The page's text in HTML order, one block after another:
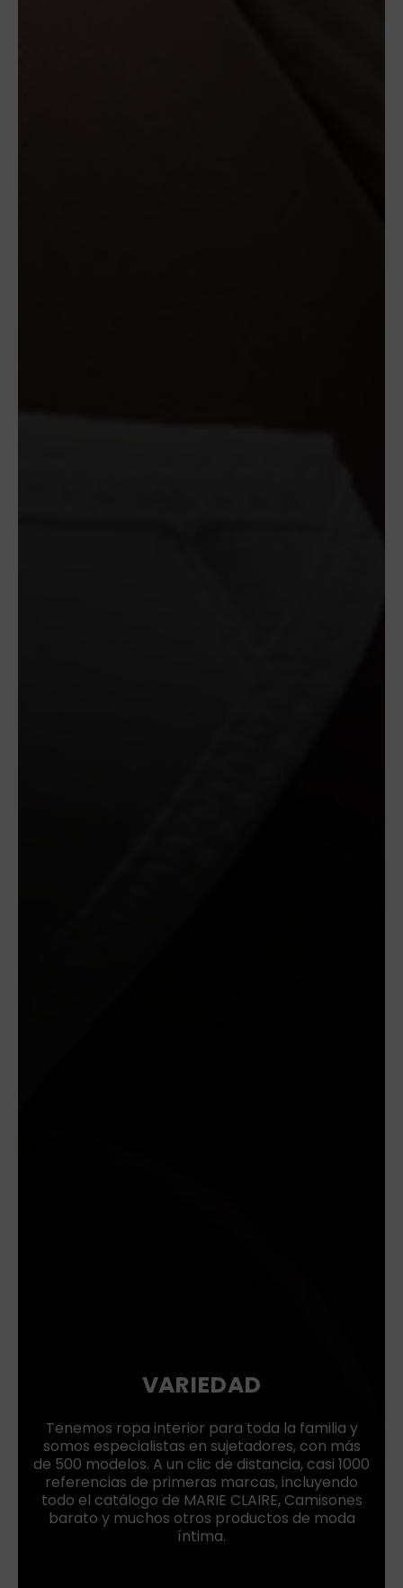
VARIEDAD
Tenemos ropa interior para toda la familia y
somos especialistas en sujetadores, con más
de 500 modelos. A un clic de distancia, casi 1000
referencias de primeras marcas, incluyendo
todo el catálogo de MARIE CLAIRE, Camisones
barato y muchos otros productos de moda
íntima.